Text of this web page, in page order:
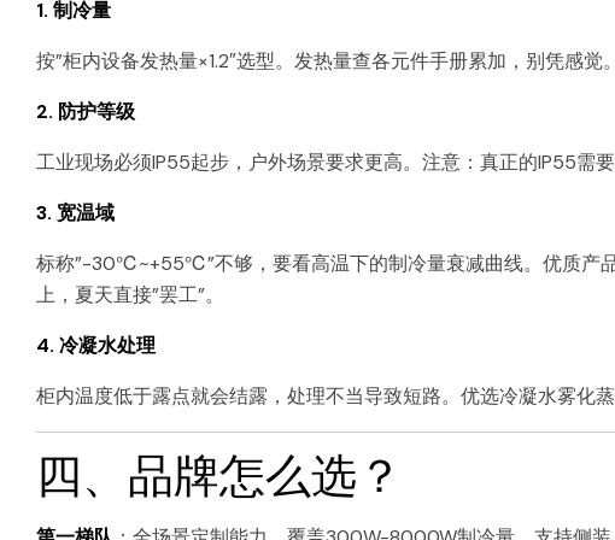
1. 制冷量
按”柜内设备发热量×1.2″选型。发热量查各元件手册累加，别凭感
2. 防护等级
工业现场必须IP55起步，户外场景要求更高。注意：真正的IP55需
3. 宽温域
标称”-30℃~+55℃”不够，要看高温下的制冷量衰减曲线。优质产
上，夏天直接”罢工”。
4. 冷凝水处理
柜内温度低于露点就会结露，处理不当导致短路。优选冷凝水雾化
四、品牌怎么选？